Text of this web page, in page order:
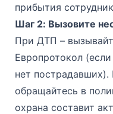
прибытия
Шаг 2: Вызовите
При ДТП –
Европротокол
нет
обращайтесь в
охрана составит